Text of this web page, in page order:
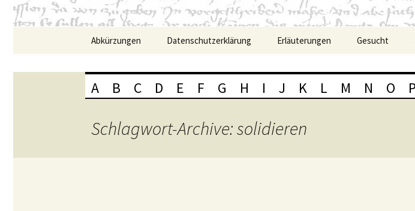
Abkürzungen Datenschutzerklärung Erläuterungen Gesucht
A B C D E F G H I J K L M N O P
Schlagwort-Archive: solidieren